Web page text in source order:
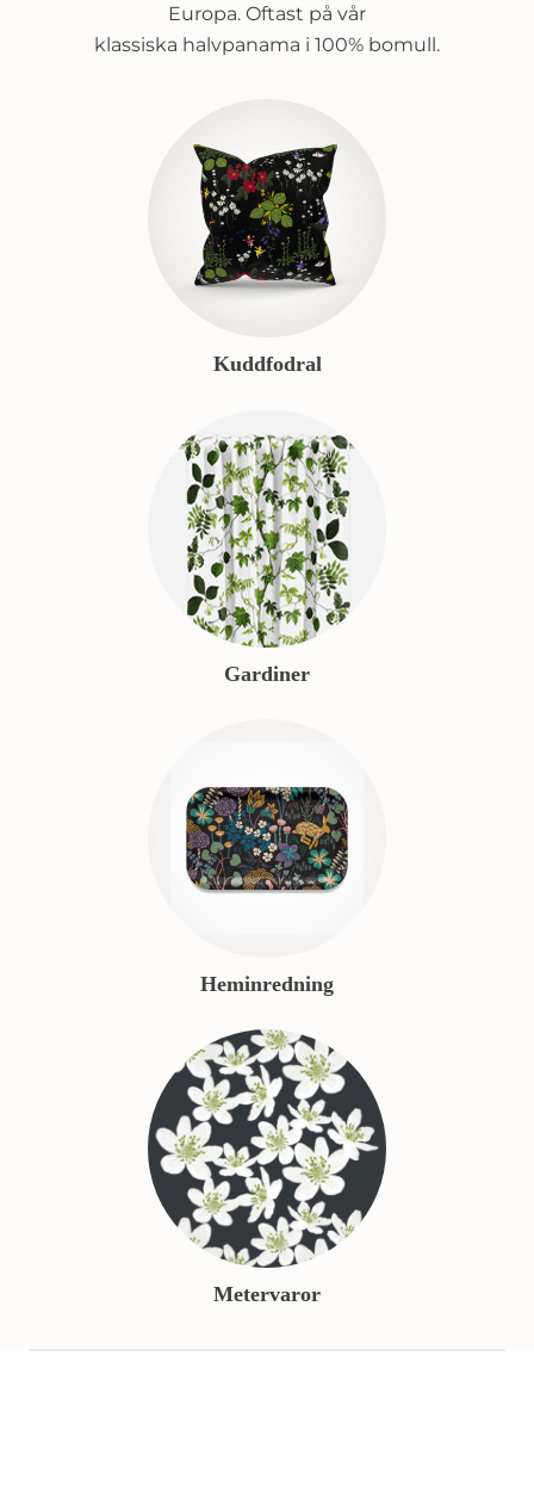
Europa. Oftast på vår
klassiska halvpanama i 100% bomull.
Kuddfodral
Gardiner
Heminredning
Metervaror